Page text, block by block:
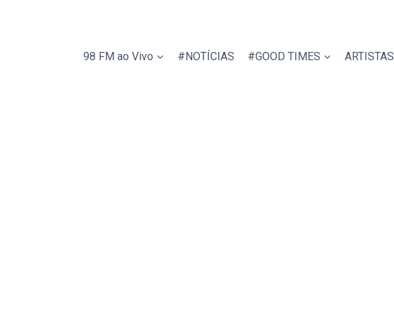
98 FM ao Vivo #NOTÍCIAS #GOOD TIMES ARTISTAS